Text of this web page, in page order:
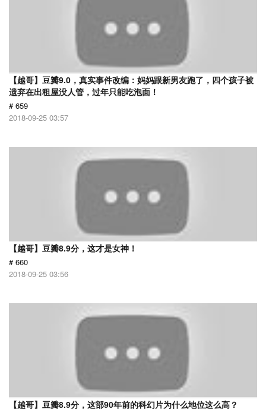
【越哥】豆瓣9.0，真实事件改编：妈妈跟新男友跑了，四个孩子被
遗弃在出租屋没人管，过年只能吃泡面！
# 659
2018-09-25 03:57
【越哥】豆瓣8.9分，这才是女神！
# 660
2018-09-25 03:56
【越哥】豆瓣8.9分，这部90年前的科幻片为什么地位这么高？